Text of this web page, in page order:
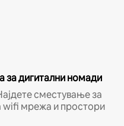
за дигитални номади
сместување за
wifi мрежа и простори